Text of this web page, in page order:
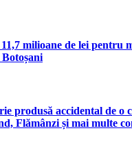
milioane de lei pentru
produsă accidental de o
Flămânzi și mai multe